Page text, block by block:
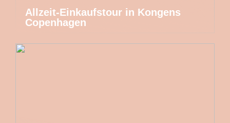
Allzeit-Einkaufstour in Kongens
Copenhagen